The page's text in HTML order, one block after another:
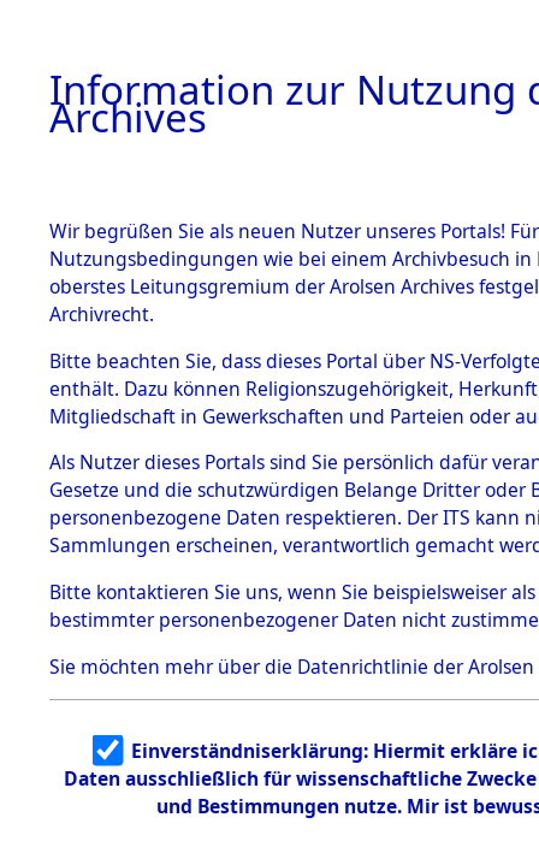
BESTÄNDE
1.
mente
5. Verschiedenes
5.3
Todesmärsche
5.3.1 Alliierte
Erhebungen
zu
Todesmärsch
en
5.3.2
Identifizierun
g
5.3.3
Todesmärsch
Dead -
Branch -
Information zur Nutzung
Archives
Wir begrüßen Sie als neuen Nutzer unseres Portals!
Nutzungsbedingungen wie bei einem Archivbesuch
oberstes Leitungsgremium der Arolsen Archives
Archivrecht.
Bitte beachten Sie, dass dieses Portal über NS-
enthält. Dazu können Religionszugehörigkeit,
Mitgliedschaft in Gewerkschaften und Parteien oder
Als Nutzer dieses Portals sind Sie persönlich dafür
Gesetze und die schutzwürdigen Belange Dritter
personenbezogene Daten respektieren. Der ITS
Sammlungen erscheinen, verantwortlich gemacht
Bitte kontaktieren Sie uns, wenn Sie beispielsweiser
bestimmter personenbezogener Daten nicht
Sie möchten mehr über die Datenrichtlinie der Arolsen
Einverständniserklärung: Hiermit erkläre
Daten ausschließlich für wissenschaftliche
und Bestimmungen nutze. Mir ist